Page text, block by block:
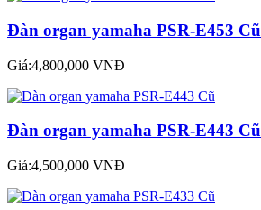
Đàn organ yamaha PSR-E453 Cũ
Giá:4,800,000 VNĐ
Đàn organ yamaha PSR-E443 Cũ
Giá:4,500,000 VNĐ